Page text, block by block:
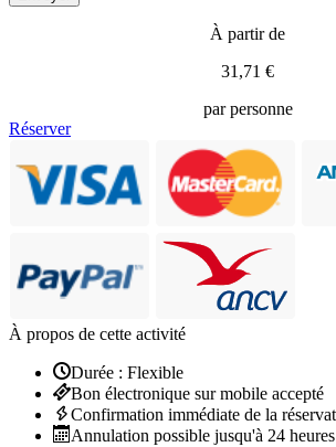
À partir de
31,71 €
par personne
Réserver
À propos de cette activité
Durée : Flexible
Bon électronique sur mobile accepté
Confirmation immédiate de la
Annulation possible jusqu'à 24